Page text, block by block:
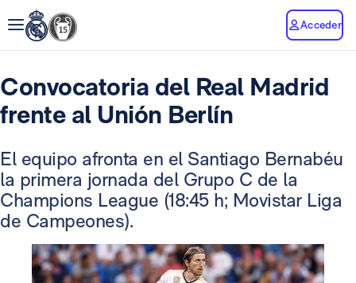
Acceder
Convocatoria del Real Madrid
frente al Unión Berlín
El equipo afronta en el Santiago Bernabéu
la primera jornada del Grupo C de la
Champions League (18:45 h; Movistar Liga
de Campeones).